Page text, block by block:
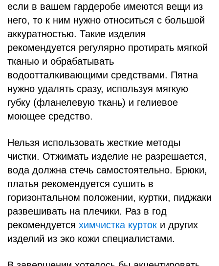
если в вашем гардеробе имеются вещи из
него, то к ним нужно относиться с большой
аккуратностью. Такие изделия
рекомендуется регулярно протирать мягкой
тканью и обрабатывать
водоотталкивающими средствами. Пятна
нужно удалять сразу, используя мягкую
губку (фланелевую ткань) и гелиевое
моющее средство.
Нельзя использовать жесткие методы
чистки. Отжимать изделие не разрешается,
вода должна стечь самостоятельно. Брюки,
платья рекомендуется сушить в
горизонтальном положении, куртки, пиджаки
развешивать на плечики. Раз в год
рекомендуется химчистка курток и других
изделий из эко кожи специалистами.